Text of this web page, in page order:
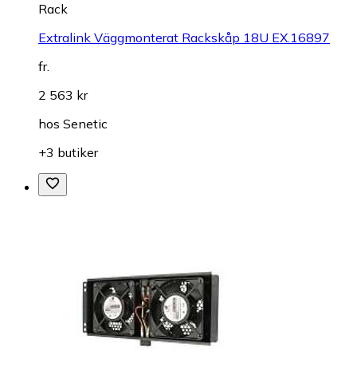
Rack
Extralink Väggmonterat Rackskåp 18U EX.16897
fr.
2 563 kr
hos Senetic
+3 butiker